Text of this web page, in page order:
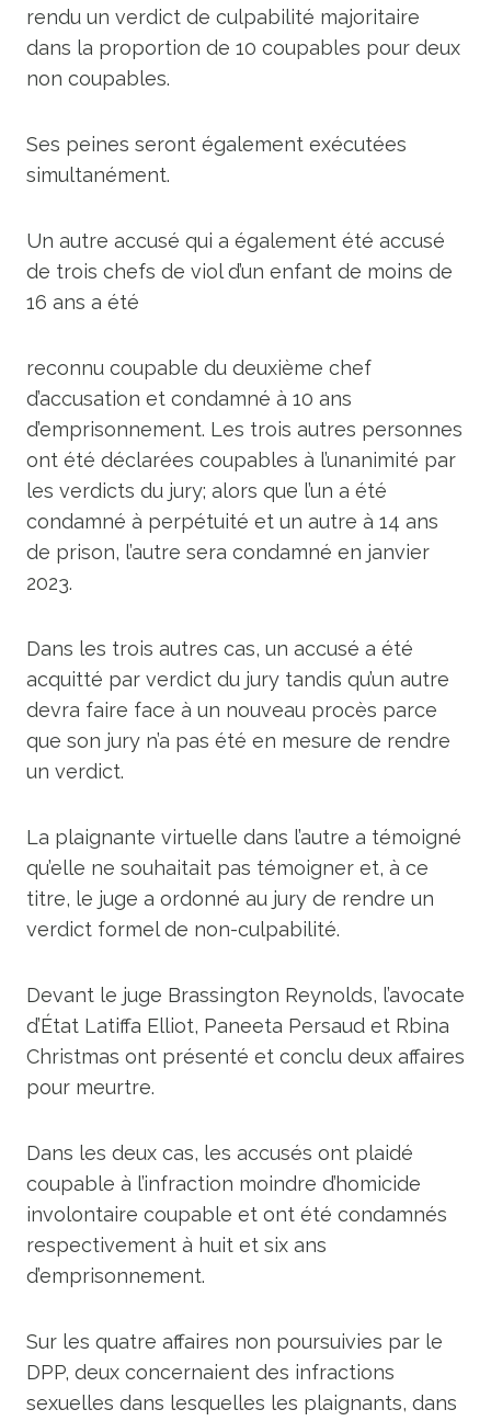
rendu un verdict de culpabilité majoritaire
dans la proportion de 10 coupables pour deux
non coupables.
Ses peines seront également exécutées
simultanément.
Un autre accusé qui a également été accusé
de trois chefs de viol d’un enfant de moins de
16 ans a été
reconnu coupable du deuxième chef
d’accusation et condamné à 10 ans
d’emprisonnement. Les trois autres personnes
ont été déclarées coupables à l’unanimité par
les verdicts du jury; alors que l’un a été
condamné à perpétuité et un autre à 14 ans
de prison, l’autre sera condamné en janvier
2023.
Dans les trois autres cas, un accusé a été
acquitté par verdict du jury tandis qu’un autre
devra faire face à un nouveau procès parce
que son jury n’a pas été en mesure de rendre
un verdict.
La plaignante virtuelle dans l’autre a témoigné
qu’elle ne souhaitait pas témoigner et, à ce
titre, le juge a ordonné au jury de rendre un
verdict formel de non-culpabilité.
Devant le juge Brassington Reynolds, l’avocate
d’État Latiffa Elliot, Paneeta Persaud et Rbina
Christmas ont présenté et conclu deux affaires
pour meurtre.
Dans les deux cas, les accusés ont plaidé
coupable à l’infraction moindre d’homicide
involontaire coupable et ont été condamnés
respectivement à huit et six ans
d’emprisonnement.
Sur les quatre affaires non poursuivies par le
DPP, deux concernaient des infractions
sexuelles dans lesquelles les plaignants, dans